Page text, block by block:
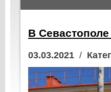
В
03.03.2021 /